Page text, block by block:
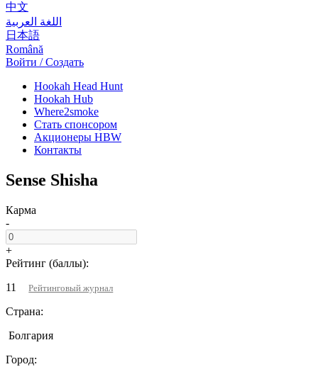
中文
اللغة العربية
日本語
Română
Войти / Создать
Hookah Head Hunt
Hookah Hub
Where2smoke
Стать спонсором
Акционеры HBW
Контакты
Sense Shisha
Карма
-
+
Рейтинг (баллы):
11
Рейтинговый журнал
Страна:
Болгария
Город: